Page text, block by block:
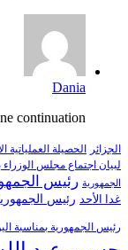
Dania
continuation...
الجزائر الحصيلة
لبيان اجتماع مجلس
الجمهورية رئيس
غدا الأحد رئيس
رئيس الجمهورية بمناسبة